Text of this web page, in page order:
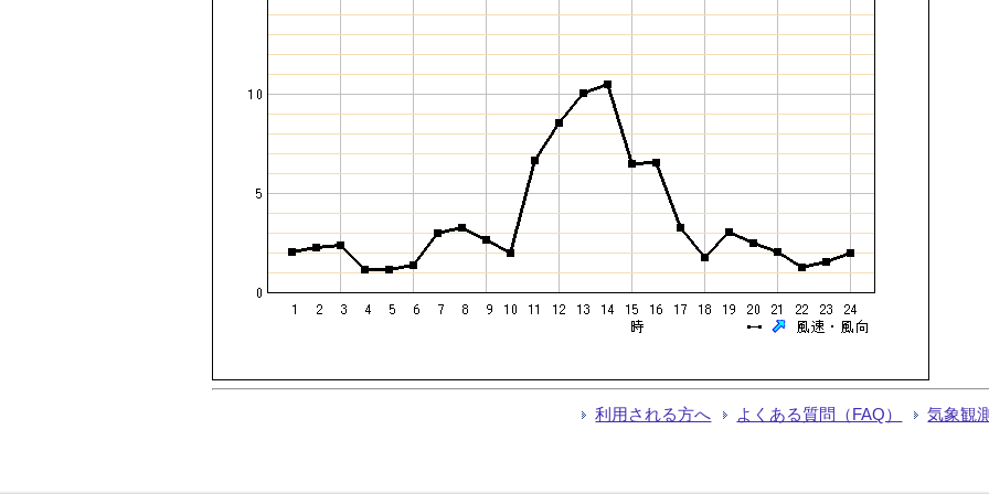
利用される方へ よくある質問（FAQ） 気象観